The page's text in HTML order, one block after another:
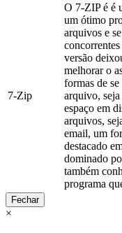
7-Zip
O 7-ZIP é é
um ótimo
arquivos e
versão
melhorar o
formas de
arquivo,
espaço em
arquivos,
email, um
destacado
dominado
também
programa
Fechar
×